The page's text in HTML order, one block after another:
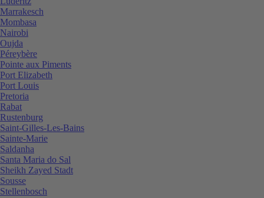
Marrakesch
Mombasa
Nairobi
Oujda
Péreybère
Pointe aux Piments
Port Elizabeth
Port Louis
Pretoria
Rabat
Rustenburg
Saint-Gilles-Les-Bains
Sainte-Marie
Saldanha
Santa Maria do Sal
Sheikh Zayed Stadt
Sousse
Stellenbosch